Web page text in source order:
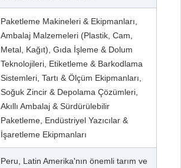
Paketleme Makineleri & Ekipmanları,
Ambalaj Malzemeleri (Plastik, Cam,
Metal, Kağıt), Gıda İşleme & Dolum
Teknolojileri, Etiketleme & Barkodlama
Sistemleri, Tartı & Ölçüm Ekipmanları,
Soğuk Zincir & Depolama Çözümleri,
Akıllı Ambalaj & Sürdürülebilir
Paketleme, Endüstriyel Yazıcılar &
İşaretleme Ekipmanları
Peru, Latin Amerika'nın önemli tarım ve